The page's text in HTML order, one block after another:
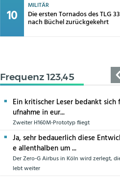
MILITÄR
Die ersten Tornados des TLG
nach Büchel zurückgekehrt
Frequenz 123,45
Ein kritischer Leser bedankt sich
ufnahme in eur...
Zweiter H160M-Prototyp fliegt
Ja, sehr bedauerlich diese
e allenthalben um ...
Der Zero-G Airbus in Köln wird zerlegt,
lebt weiter